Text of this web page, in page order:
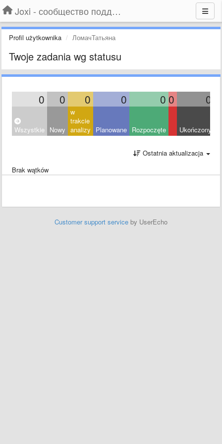
Joxi - сообщество поддержки
Profil użytkownika ЛомачТатьяна
Twoje zadania wg statusu
0 0 0 0 0 0 0
Wszystkie Nowy
w
trakcie
analizy
Planowane Rozpoczęte Ukończony
Ostatnia aktualizacja
Brak wątków
Customer support service by UserEcho